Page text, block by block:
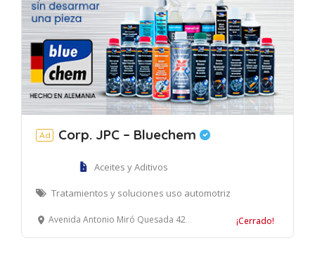
Ad Corp. JPC – Bluechem
Aceites y Aditivos
Tratamientos y soluciones uso automotriz
Avenida Antonio Miró Quesada 425. Edificio Prisma, oficina 208. Magdalena del Mar, Lima ¡Cerrado!